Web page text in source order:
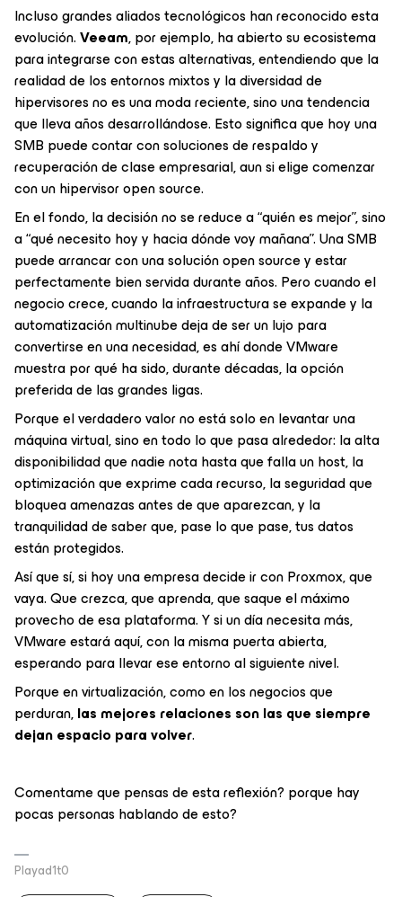
Incluso grandes aliados tecnológicos han reconocido esta
evolución.Veeam, por ejemplo, ha abierto su ecosistema
para integrarse con estas alternativas, entendiendo que la
realidad de los entornos mixtos y la diversidad de
hipervisores no es una moda reciente, sino una tendencia
que lleva años desarrollándose. Esto significa que hoy una
SMB puede contar con soluciones de respaldo y
recuperación de clase empresarial, aun si elige comenzar
con un hipervisoropen source.
En el fondo, la decisión no se reduce a “quién es mejor”, sino
a “qué necesito hoy y hacia dónde voy mañana”. Una SMB
puede arrancar con una soluciónopen sourcey estar
perfectamente bien servida durante años. Pero cuando el
negocio crece, cuando la infraestructura se expande y la
automatización multinube deja de ser un lujo para
convertirse en una necesidad, es ahí donde VMware
muestra por qué ha sido, durante décadas, la opción
preferida de las grandes ligas.
Porque el verdadero valor no está solo en levantar una
máquina virtual, sino en todo lo que pasa alrededor: la alta
disponibilidad que nadie nota hasta que falla un host, la
optimización que exprime cada recurso, la seguridad que
bloquea amenazas antes de que aparezcan, y la
tranquilidad de saber que, pase lo que pase, tus datos
están protegidos.
Así que sí, si hoy una empresa decide ir con Proxmox, que
vaya. Que crezca, que aprenda, que saque el máximo
provecho de esa plataforma. Y si un día necesita más,
VMware estará aquí, con la misma puerta abierta,
esperando para llevar ese entorno al siguiente nivel.
Porque en virtualización, como en los negocios que
perduran,las mejores relaciones son las que siempre
dejan espacio para volver.
Comentame que pensas de esta reflexión? porque hay
pocas personas hablando de esto?
Playad1t0